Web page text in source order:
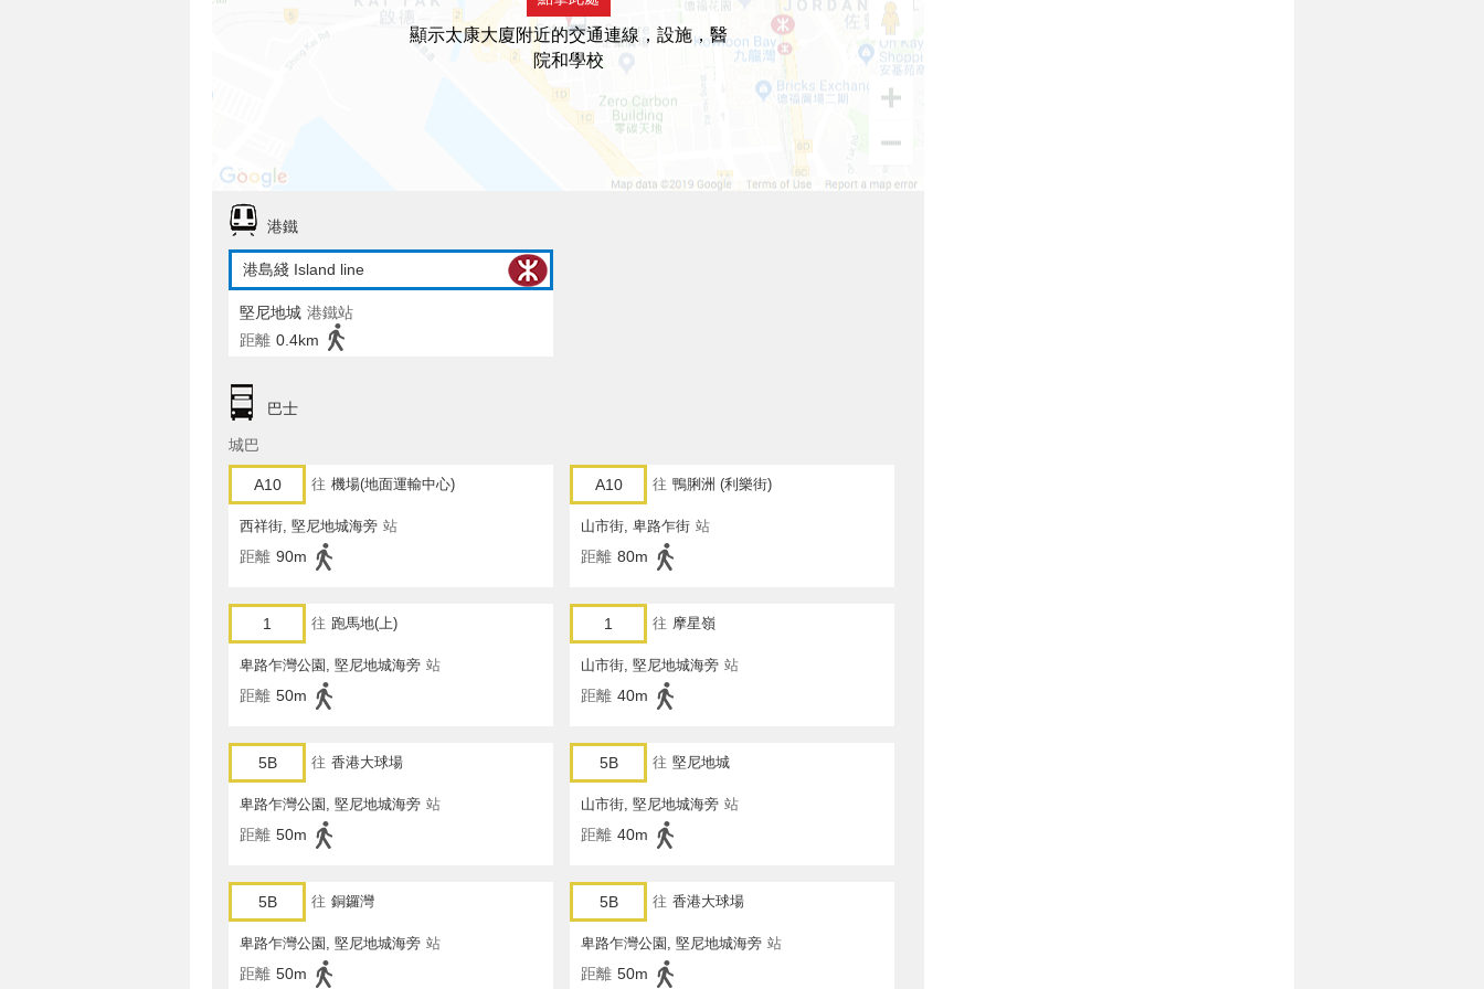
顯示太康大廈附近的交通連線，設施，醫
院和學校
港鐵
港島綫 Island line
堅尼地城 港鐵站
距離 0.4km
巴士
城巴
A10 往 機場(地面運輸中心)
西祥街, 堅尼地城海旁 站
距離 90m
A10 往 鴨脷洲 (利樂街)
山市街, 卑路乍街 站
距離 80m
1 往 跑馬地(上)
卑路乍灣公園, 堅尼地城海旁 站
距離 50m
1 往 摩星嶺
山市街, 堅尼地城海旁 站
距離 40m
5B 往 香港大球場
卑路乍灣公園, 堅尼地城海旁 站
距離 50m
5B 往 堅尼地城
山市街, 堅尼地城海旁 站
距離 40m
5B 往 銅鑼灣
卑路乍灣公園, 堅尼地城海旁 站
距離 50m
5B 往 香港大球場
卑路乍灣公園, 堅尼地城海旁 站
距離 50m